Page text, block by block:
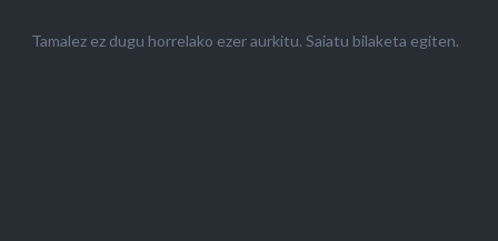
Tamalez ez dugu horrelako ezer aurkitu. Saiatu bilaketa egiten.